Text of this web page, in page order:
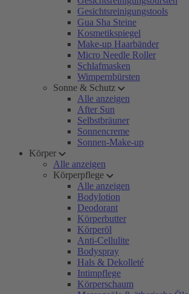
Gesichtsreinigungstools
Gua Sha Steine
Kosmetikspiegel
Make-up Haarbänder
Micro Needle Roller
Schlafmasken
Wimpernbürsten
Sonne & Schutz
Alle anzeigen
After Sun
Selbstbräuner
Sonnencreme
Sonnen-Make-up
Körper
Alle anzeigen
Körperpflege
Alle anzeigen
Bodylotion
Deodorant
Körperbutter
Körperöl
Anti-Cellulite
Bodyspray
Hals & Dekolleté
Intimpflege
Körperschaum